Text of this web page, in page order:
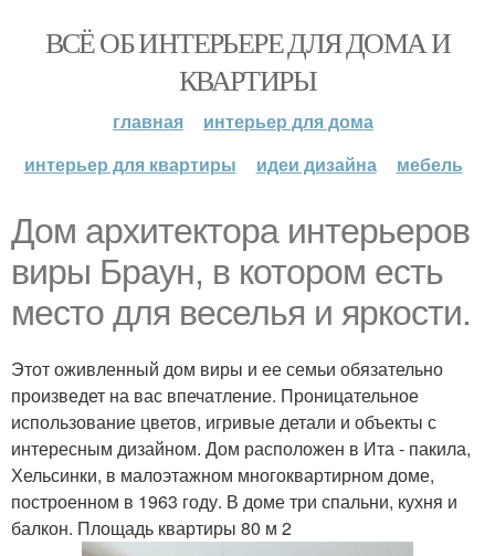
ВСЁ ОБ ИНТЕРЬЕРЕ ДЛЯ ДОМА И
КВАРТИРЫ
главная
интерьер для дома
интерьер для квартиры
идеи дизайна мебель
Дом архитектора интерьеров
виры Браун, в котором есть
место для веселья и яркости.
Этот оживленный дом виры и ее семьи обязательно
произведет на вас впечатление. Проницательное
использование цветов, игривые детали и объекты с
интересным дизайном. Дом расположен в Ита - пакила,
Хельсинки, в малоэтажном многоквартирном доме,
построенном в 1963 году. В доме три спальни, кухня и
балкон. Площадь квартиры 80 м 2